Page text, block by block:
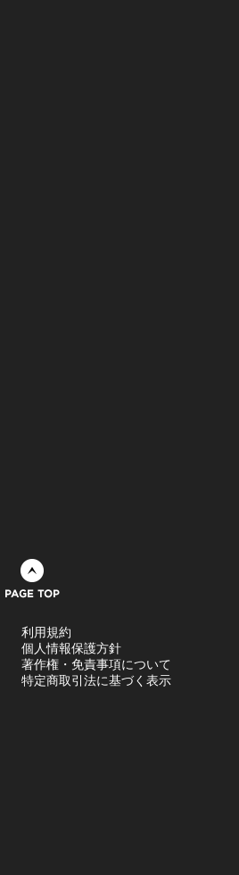
利用規約
個人情報保護方針
著作権・免責事項について
特定商取引法に基づく表示